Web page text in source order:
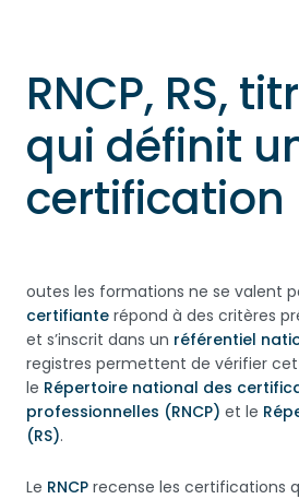
RNCP, RS,
qui définit
certification
outes les formations ne se valent
certifiante répond à des critères
et s’inscrit dans un référentiel
registres permettent de vérifier
le Répertoire national des
professionnelles (RNCP) et le
(RS).
Le RNCP recense les certifications